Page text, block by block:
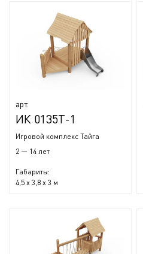
арт.
ИК 0135Т-1
Игровой комплекс Тайга
2 — 14 лет
Габариты:
4,5 x 3,8 x 3 м